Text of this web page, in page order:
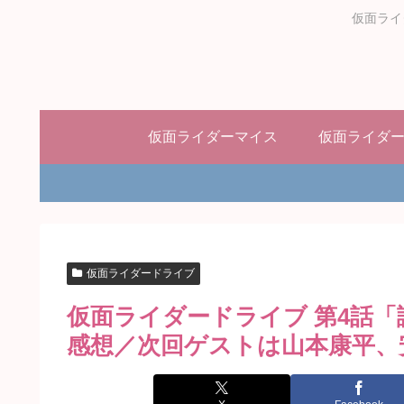
仮面ラ
仮面ライダーマイス 仮面ライダ
仮面ライダードライブ
仮面ライダードライブ 第4話
感想／次回ゲストは山本康平